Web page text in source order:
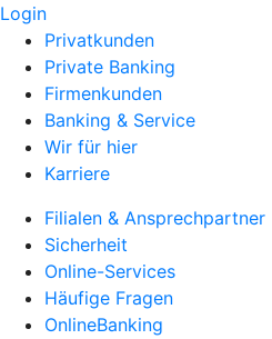
Login
Privatkunden
Private Banking
Firmenkunden
Banking & Service
Wir für hier
Karriere
Filialen & Ansprechpartner
Sicherheit
Online-Services
Häufige Fragen
OnlineBanking